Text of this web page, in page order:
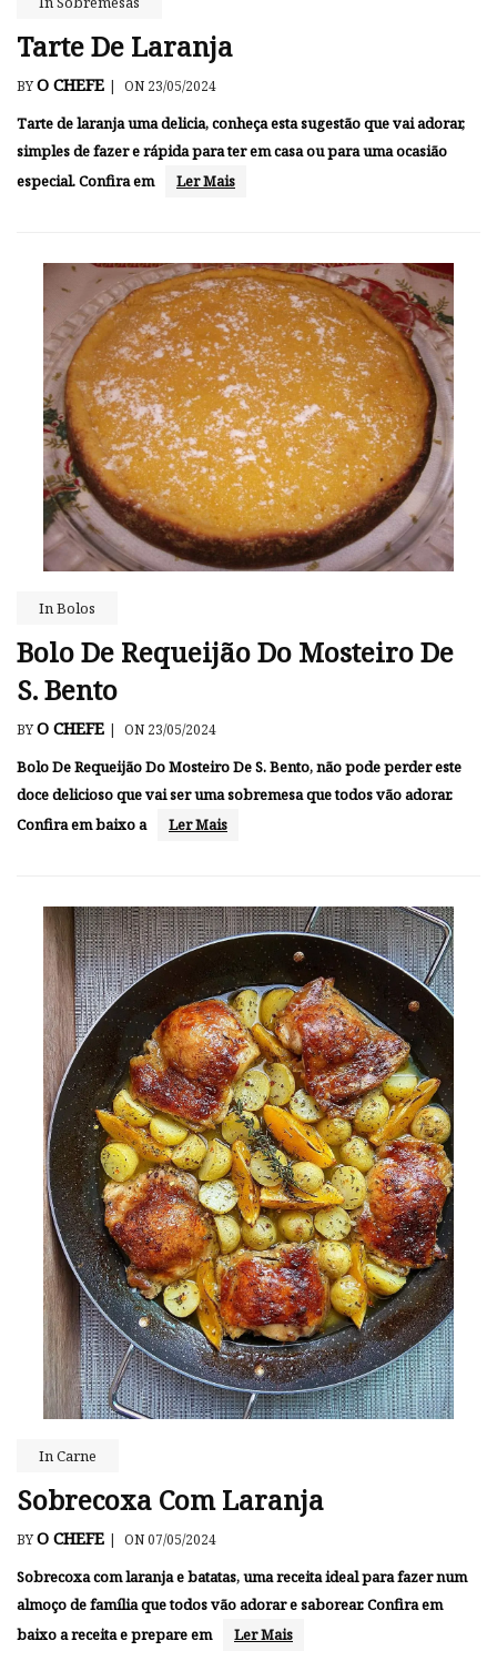
Tarte De Laranja
BYO CHEFE | ON 23/05/2024
Tarte de laranja uma delicia, conheça esta sugestão que vai adorar,
simples de fazer e rápida para ter em casa ou para uma ocasião
especial. Confira em
Ler Mais
InBolos
Bolo De Requeijão Do Mosteiro De
S. Bento
BYO CHEFE | ON 23/05/2024
Bolo De Requeijão Do Mosteiro De S. Bento, não pode perder este
doce delicioso que vai ser uma sobremesa que todos vão adorar.
Confira em baixo a
Ler Mais
InCarne
Sobrecoxa Com Laranja
BYO CHEFE | ON 07/05/2024
Sobrecoxa com laranja e batatas, uma receita ideal para fazer num
almoço de família que todos vão adorar e saborear. Confira em
baixo a receita e prepare em
Ler Mais